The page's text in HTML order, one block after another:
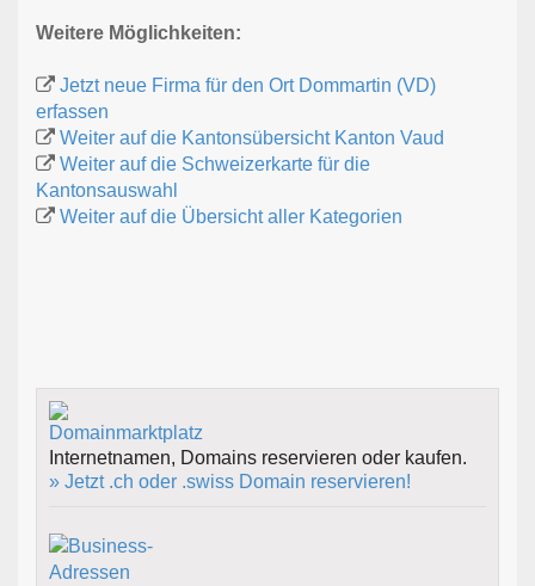
Weitere Möglichkeiten:
Jetzt neue Firma für den Ort Dommartin (VD)
erfassen
Weiter auf die Kantonsübersicht Kanton Vaud
Weiter auf die Schweizerkarte für die
Kantonsauswahl
Weiter auf die Übersicht aller Kategorien
Internetnamen, Domains reservieren oder kaufen.
» Jetzt .ch oder .swiss Domain reservieren!